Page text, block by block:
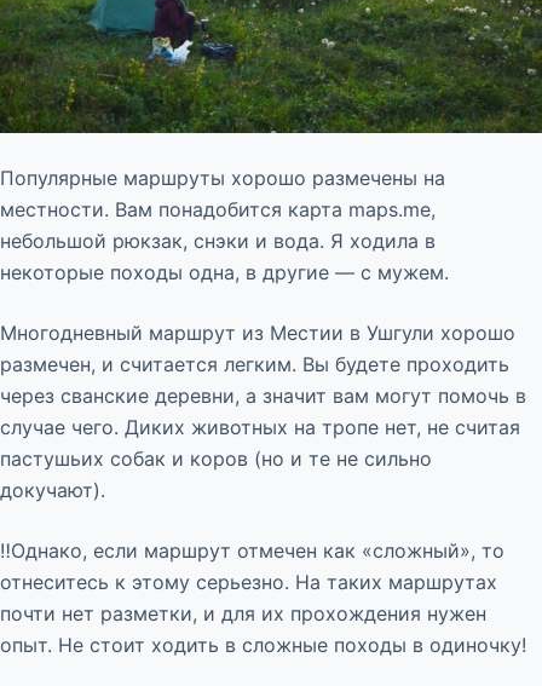
Популярные маршруты хорошо размечены на
местности. Вам понадобится карта maps.me,
небольшой рюкзак, снэки и вода. Я ходила в
некоторые походы одна, в другие — с мужем.
Многодневный маршрут из Местии в Ушгули хорошо
размечен, и считается легким. Вы будете проходить
через сванские деревни, а значит вам могут помочь в
случае чего. Диких животных на тропе нет, не считая
пастушьих собак и коров (но и те не сильно
докучают).
‼️Однако, если маршрут отмечен как «сложный», то
отнеситесь к этому серьезно. На таких маршрутах
почти нет разметки, и для их прохождения нужен
опыт. Не стоит ходить в сложные походы в одиночку!